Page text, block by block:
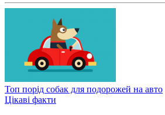
Топ порід собак для подорожей на авто
Цікаві факти